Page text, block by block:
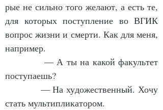
рые не силь­но то­го же­ла­ют, а есть те,
для ко­то­рых по­ступ­ле­ние во ВГИК
во­прос жиз­ни и смер­ти. Как для ме­ня,
на­при­мер.
по­сту­па­ешь?
стать муль­тип­ли­ка­то­ром.